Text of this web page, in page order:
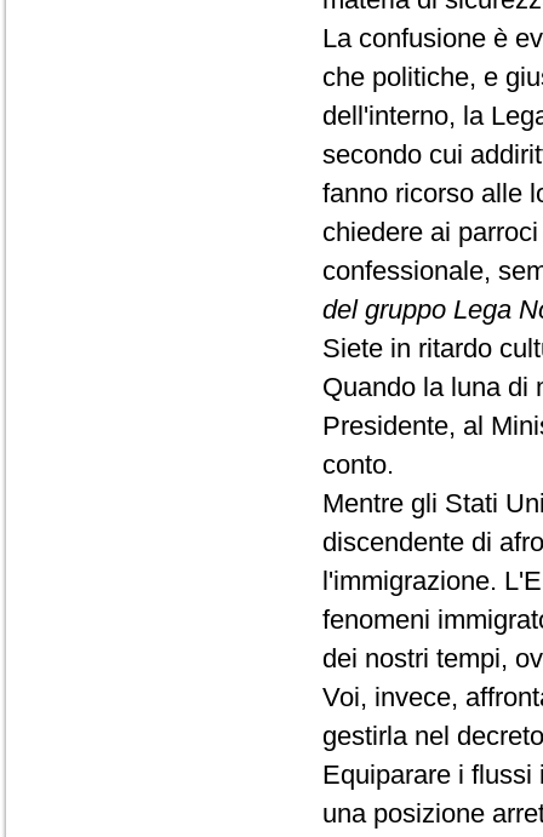
La confusione è
che politiche, e
dell'interno, la
secondo cui
fanno ricorso alle
chiedere ai
confessionale,
del gruppo Lega
Siete in ritardo
Quando la luna di
Presidente, al
conto.
Mentre gli Stati
discendente di
l'immigrazione.
fenomeni
dei nostri tempi,
Voi, invece,
gestirla nel
Equiparare i flussi
una posizione